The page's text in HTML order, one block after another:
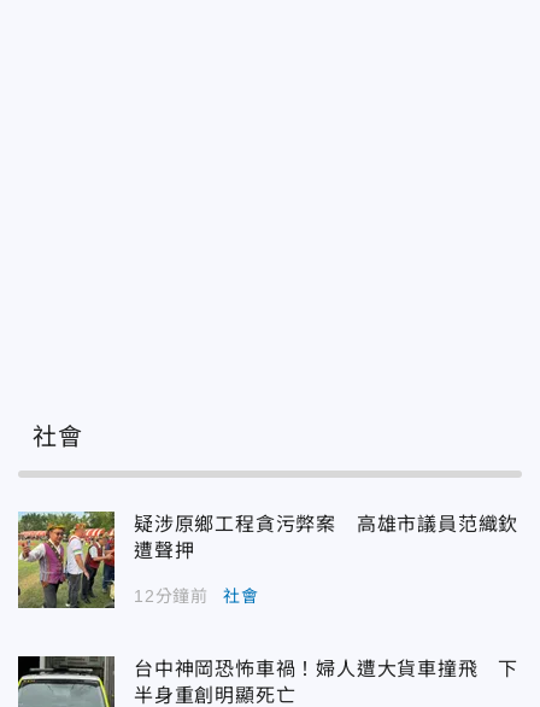
社會
疑涉原鄉工程貪污弊案 高雄市議員范織欽
遭聲押
12分鐘前 社會
台中神岡恐怖車禍！婦人遭大貨車撞飛 下
半身重創明顯死亡